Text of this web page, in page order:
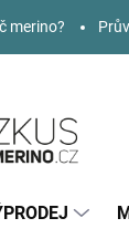
merino?